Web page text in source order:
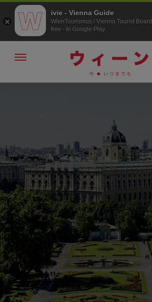
ト
ッ
プ
へ
メ
ivie - Vienna Guide
WienTourismus / Vienna Tourist Board
free - In Google Play